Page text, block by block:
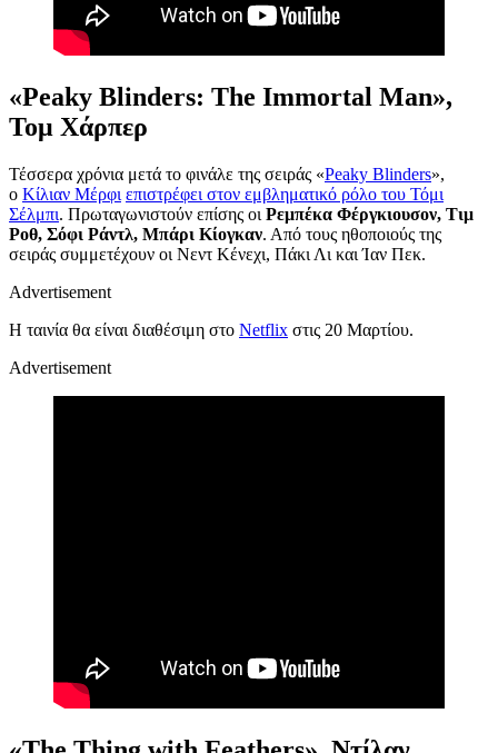
«Peaky Blinders: The Immortal Man»,
Τομ Χάρπερ
Τέσσερα χρόνια μετά το φινάλε της σειράς «Peaky Blinders»,
ο Κίλιαν Μέρφι επιστρέφει στον εμβληματικό ρόλο του Τόμι
Σέλμπι. Πρωταγωνιστούν επίσης οι Ρεμπέκα Φέργκιουσον, Τιμ
Ροθ, Σόφι Ράντλ, Μπάρι Κίογκαν. Από τους ηθοποιούς της
σειράς συμμετέχουν οι Νεντ Κένεχι, Πάκι Λι και Ίαν Πεκ.
Advertisement
Η ταινία θα είναι διαθέσιμη στο Netflix στις 20 Μαρτίου.
Advertisement